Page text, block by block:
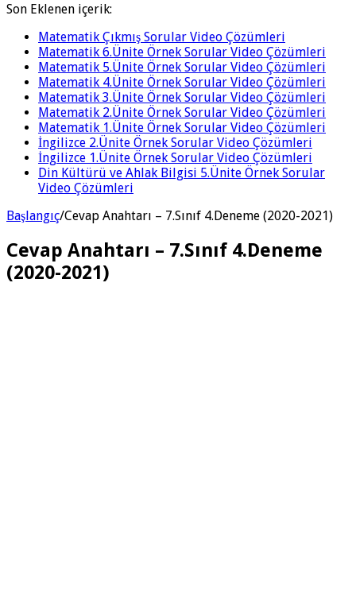
Son Eklenen içerik:
Matematik Çıkmış Sorular Video Çözümleri
Matematik 6.Ünite Örnek Sorular Video Çözümleri
Matematik 5.Ünite Örnek Sorular Video Çözümleri
Matematik 4.Ünite Örnek Sorular Video Çözümleri
Matematik 3.Ünite Örnek Sorular Video Çözümleri
Matematik 2.Ünite Örnek Sorular Video Çözümleri
Matematik 1.Ünite Örnek Sorular Video Çözümleri
İngilizce 2.Ünite Örnek Sorular Video Çözümleri
İngilizce 1.Ünite Örnek Sorular Video Çözümleri
Din Kültürü ve Ahlak Bilgisi 5.Ünite Örnek Sorular
Video Çözümleri
Başlangıç/Cevap Anahtarı – 7.Sınıf 4.Deneme (2020-2021)
Cevap Anahtarı – 7.Sınıf 4.Deneme
(2020-2021)